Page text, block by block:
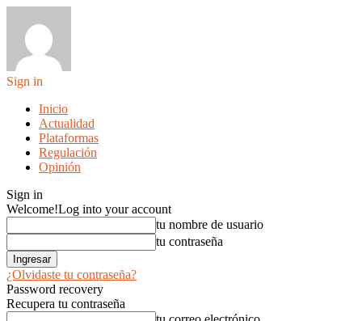
Sign in
Inicio
Actualidad
Plataformas
Regulación
Opinión
Sign in
Welcome!Log into your account
tu nombre de usuario
tu contraseña
¿Olvidaste tu contraseña?
Password recovery
Recupera tu contraseña